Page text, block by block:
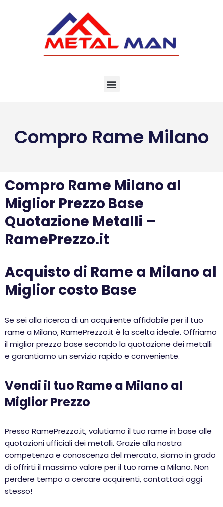
Compro Rame Milano
Compro Rame Milano al
Miglior Prezzo Base
Quotazione Metalli –
RamePrezzo.it
Acquisto di Rame a Milano al
Miglior costo Base
Se sei alla ricerca di un acquirente affidabile per il tuo
rame a Milano, RamePrezzo.it è la scelta ideale. Offriamo
il miglior prezzo base secondo la quotazione dei metalli
e garantiamo un servizio rapido e conveniente.
Vendi il tuo Rame a Milano al
Miglior Prezzo
Presso RamePrezzo.it, valutiamo il tuo rame in base alle
quotazioni ufficiali dei metalli. Grazie alla nostra
competenza e conoscenza del mercato, siamo in grado
di offrirti il massimo valore per il tuo rame a Milano. Non
perdere tempo a cercare acquirenti, contattaci oggi
stesso!